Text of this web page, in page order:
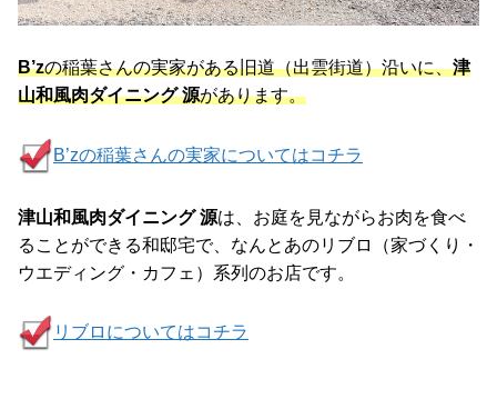
B’zの稲葉さんの実家がある旧道（出雲街道）沿いに、津
山和風肉ダイニング 源があります。
B’zの稲葉さんの実家についてはコチラ
津山和風肉ダイニング 源は、お庭を見ながらお肉を食べ
ることができる和邸宅で、なんとあのリブロ（家づくり・
ウエディング・カフェ）系列のお店です。
リブロについてはコチラ